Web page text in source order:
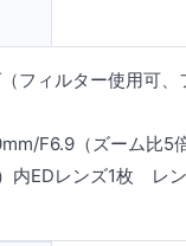
フィルター使用可、
F6.9（ズーム比5
内EDレンズ1枚 レ